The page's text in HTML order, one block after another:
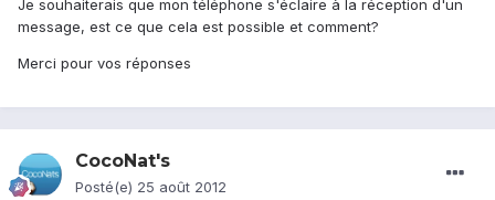
Je souhaiterais que mon téléphone s'éclaire à la réception d'un
message, est ce que cela est possible et comment?
Merci pour vos réponses
CocoNat's
Posté(e) 25 août 2012